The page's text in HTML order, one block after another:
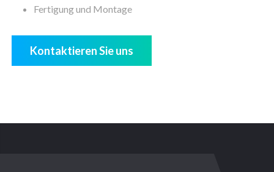
Fertigung und Montage
Kontaktieren Sie uns